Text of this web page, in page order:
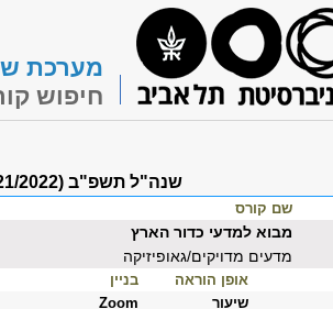
מערכת
חיפוש
שנה"ל תשפ"ב (2021/2022)
שם קורס
מבוא למדעי כדור הארץ
מדעים מדויקים/גאופיזיקה
אופן הוראה בניין
שיעור Zoom